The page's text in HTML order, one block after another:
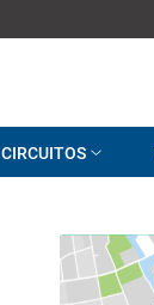
CIRCUITOS